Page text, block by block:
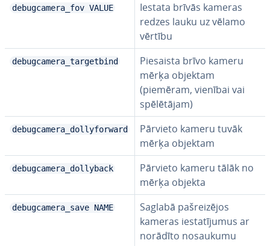
debugcamera_fov VALUE
Iestata brīvās kameras
redzes lauku uz vēlamo
vērtību
debugcamera_targetbind
Piesaista brīvo kameru
mērķa objektam
(piemēram, vienībai vai
spē­lē­tā­jam)
debugcamera_dollyforward
Pārvieto kameru tuvāk
mērķa objektam
debugcamera_dollyback
Pārvieto kameru tālāk no
mērķa objekta
debugcamera_save NAME
Saglabā pa­šrei­zē­jos
kameras ie­sta­tī­ju­mus ar
norādīto nosaukumu